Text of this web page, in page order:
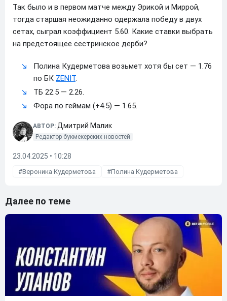
Так было и в первом матче между Эрикой и Миррой,
тогда старшая неожиданно одержала победу в двух
сетах, сыграл коэффициент 5.60. Какие ставки выбрать
на предстоящее сестринское дерби?
Полина Кудерметова возьмет хотя бы сет — 1.76
по БК ZENIT.
ТБ 22.5 — 2.26.
Фора по геймам (+4.5) — 1.65.
АВТОР: Дмитрий Малик
Редактор букмекерских новостей
23.04.2025 • 10:28
Вероника Кудерметова Полина Кудерметова
Далее по теме